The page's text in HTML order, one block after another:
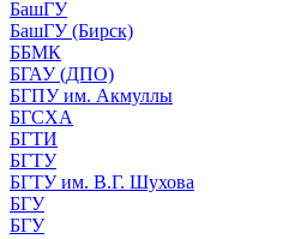
БашГУ
БашГУ (Бирск)
ББМК
БГАУ (ДПО)
БГПУ им. Акмуллы
БГСХА
БГТИ
БГТУ
БГТУ им. В.Г. Шухова
БГУ
БГУ